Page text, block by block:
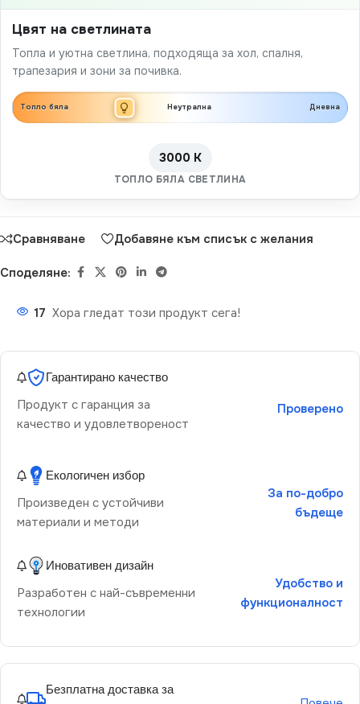
Цвят на светлината
Топла и уютна светлина, подходяща за хол, спалня,
трапезария и зони за почивка.
Топло бяла Неутрална Дневна
3000 K
ТОПЛО БЯЛА СВЕТЛИНА
Сравняване Добавяне към списък с желания
Споделяне:
17 Хора гледат този продукт сега!
Гарантирано качество
Продукт с гаранция за
качество и удовлетвореност
Проверено
Екологичен избор
Произведен с устойчиви
материали и методи
За по-добро
бъдеще
Иновативен дизайн
Разработен с най-съвременни
технологии
Удобство и
функционалност
Безплатна доставка за